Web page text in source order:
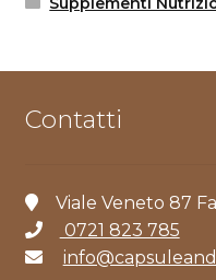
Contatti
Viale Veneto 87
0721 823 785